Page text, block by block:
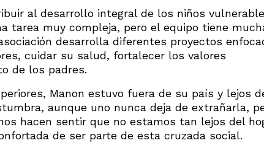
al desarrollo integral de los niños
tarea muy compleja, pero el equipo tiene
desarrolla diferentes proyectos
cuidar su salud, fortalecer los valores
de los padres.
Manon estuvo fuera de su país y lejos
aunque uno nunca deja de extrañarla,
hacen sentir que no estamos tan lejos del
de ser parte de esta cruzada social.